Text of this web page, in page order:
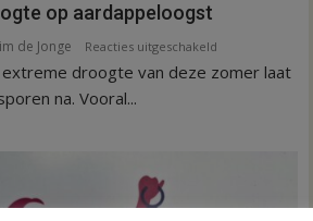
op aardappeloogst
de Jonge Reacties uitgeschakeld
VIDEO
extreme droogte van deze zomer laat
na. Vooral...